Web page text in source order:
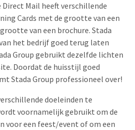
Direct Mail heeft verschillende
Cards met de grootte van een
van een brochure. Stada
het bedrijf goed terug laten
Group gebruikt dezelfde lichten
Doordat de huisstijl goed
Stada Group professioneel over!
doeleinden te
voornamelijk gebruikt om de
voor een feest/event of om een